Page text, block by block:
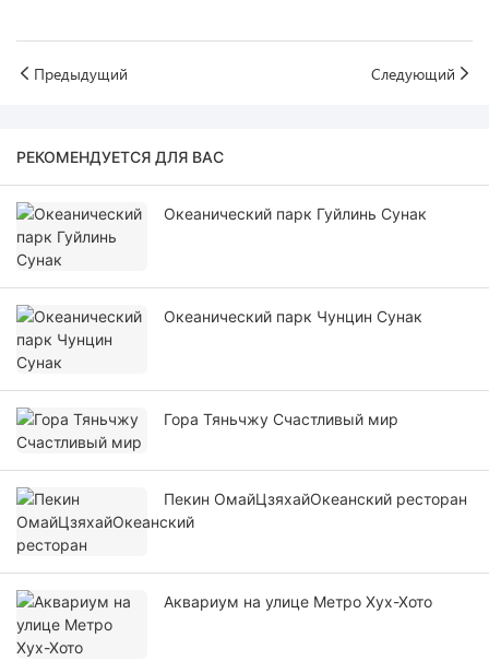
Предыдущий Следующий
РЕКОМЕНДУЕТСЯ ДЛЯ ВАС
Океанический парк Гуйлинь Сунак
Океанический парк Чунцин Сунак
Гора Тяньчжу Счастливый мир
Пекин ОмайЦзяхайОкеанский ресторан
Аквариум на улице Метро Хух-Хото